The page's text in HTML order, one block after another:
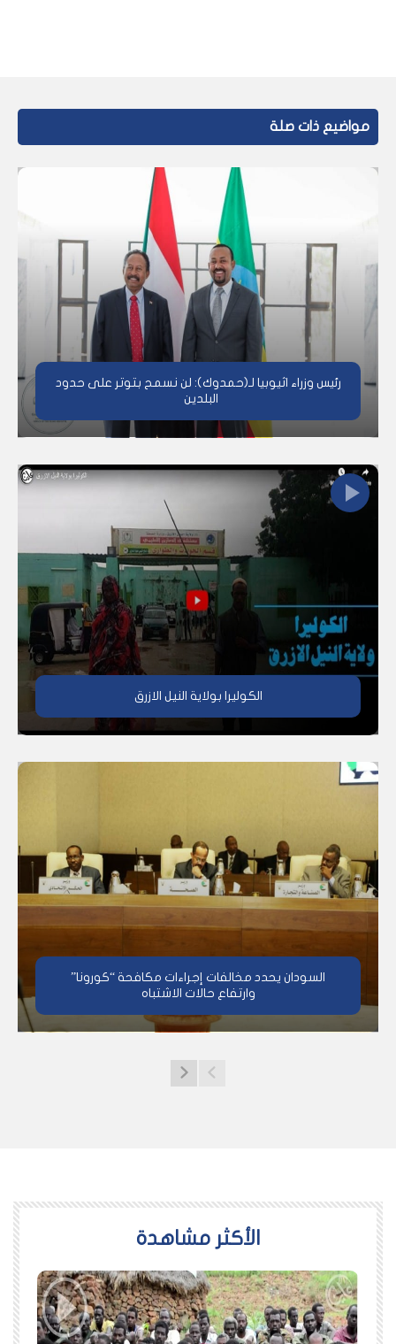
مواضيع ذات صلة
رئيس وزراء اثيوبيا لـ(حمدوك): لن نسمح بتوتر على حدود
البلدين
الكوليرا بولاية النيل الازرق
السودان يحدد مخالفات إجراءات مكافحة “كورونا”
وارتفاع حالات الاشتباه
اﻷكثر مشاهدة